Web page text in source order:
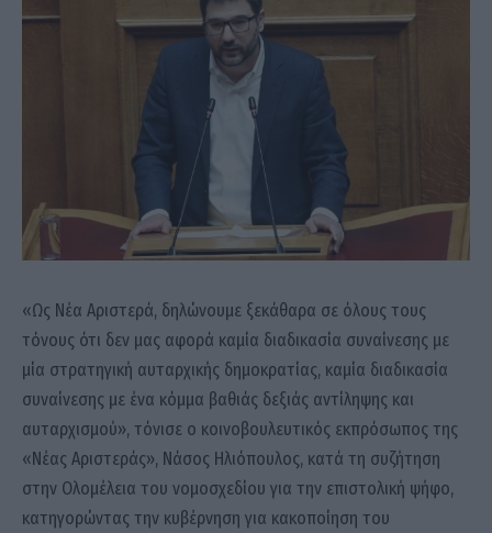
«Ως Νέα Αριστερά, δηλώνουμε ξεκάθαρα σε όλους τους
τόνους ότι δεν μας αφορά καμία διαδικασία συναίνεσης με
μία στρατηγική αυταρχικής δημοκρατίας, καμία διαδικασία
συναίνεσης με ένα κόμμα βαθιάς δεξιάς αντίληψης και
αυταρχισμού», τόνισε ο κοινοβουλευτικός εκπρόσωπος της
«Νέας Αριστεράς», Νάσος Ηλιόπουλος, κατά τη συζήτηση
στην Ολομέλεια του νομοσχεδίου για την επιστολική ψήφο,
κατηγορώντας την κυβέρνηση για κακοποίηση του